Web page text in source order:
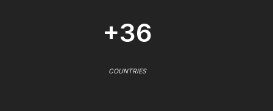
+36
COUNTRIES